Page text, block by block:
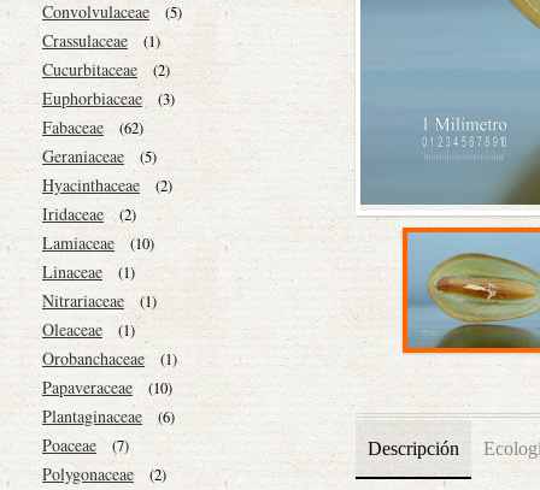
Convolvulaceae (5)
Crassulaceae (1)
Cucurbitaceae (2)
Euphorbiaceae (3)
Fabaceae (62)
Geraniaceae (5)
Hyacinthaceae (2)
Iridaceae (2)
Lamiaceae (10)
Linaceae (1)
Nitrariaceae (1)
Oleaceae (1)
Orobanchaceae (1)
Papaveraceae (10)
Plantaginaceae (6)
Poaceae (7)
Polygonaceae (2)
Descripción